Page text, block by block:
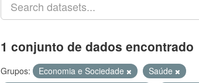
1 conjunto de dados encontrado
Grupos: Economia e Sociedade
Saúde